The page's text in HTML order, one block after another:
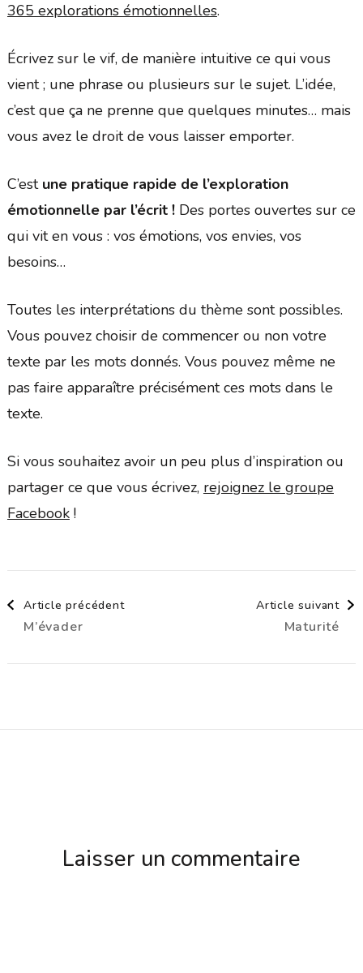
365 explorations émotionnelles.
Écrivez sur le vif, de manière intuitive ce qui vous
vient ; une phrase ou plusieurs sur le sujet. L’idée,
c’est que ça ne prenne que quelques minutes… mais
vous avez le droit de vous laisser emporter.
C’est une pratique rapide de l’exploration
émotionnelle par l’écrit ! Des portes ouvertes sur ce
qui vit en vous : vos émotions, vos envies, vos
besoins…
Toutes les interprétations du thème sont possibles.
Vous pouvez choisir de commencer ou non votre
texte par les mots donnés. Vous pouvez même ne
pas faire apparaître précisément ces mots dans le
texte.
Si vous souhaitez avoir un peu plus d’inspiration ou
partager ce que vous écrivez, rejoignez le groupe
Facebook!
Navigation
d'article
Article précédent
M’évader
Article suivant
Maturité
Laisser un commentaire